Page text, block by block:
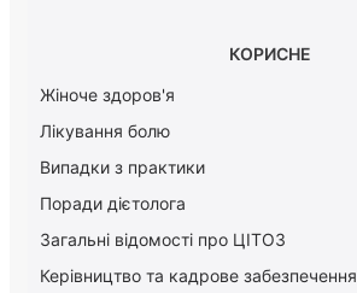
КОРИСНЕ
Жіноче здоров'я
Лікування болю
Випадки з практики
Поради дієтолога
Загальні відомості про ЦІТОЗ
Керiвництво та кадрове забезпечення